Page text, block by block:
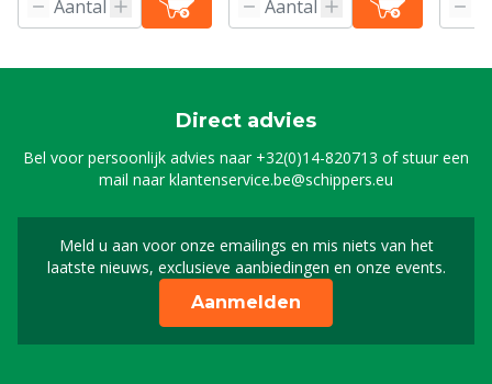
Direct advies
Bel voor persoonlijk advies naar +32(0)14-820713 of stuur een
mail naarklantenservice.be@schippers.eu
Meld u aan voor onze emailings en mis niets van het
laatste nieuws, exclusieve aanbiedingen en onze events.
Meld u aan voor onze
Aanmelden